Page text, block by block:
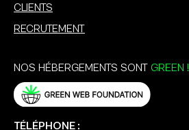
CLIENTS
RECRUTEMENT
NOS HÉBERGEMENTS SONT GREEN !
TÉLÉPHONE :